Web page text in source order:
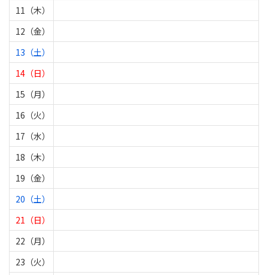
11（木）
12（金）
13（土）
14（日）
15（月）
16（火）
17（水）
18（木）
19（金）
20（土）
21（日）
22（月）
23（火）